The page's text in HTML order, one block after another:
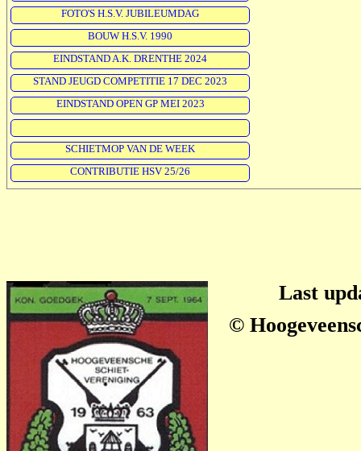
FOTO'S H.S.V. JUBILEUMDAG
BOUW H.S.V. 1990
EINDSTAND A.K. DRENTHE 2024
STAND JEUGD COMPETITIE 17 DEC 2023
EINDSTAND OPEN GP MEI 2023
SCHIETMOP VAN DE WEEK
CONTRIBUTIE HSV 25/26
Last
©